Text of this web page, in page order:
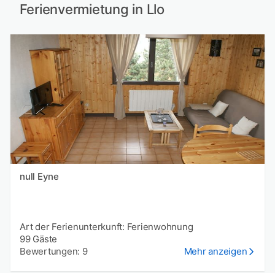
Ferienvermietung in Llo
null Eyne
Art der Ferienunterkunft: Ferienwohnung
99 Gäste
Bewertungen: 9
Mehr anzeigen